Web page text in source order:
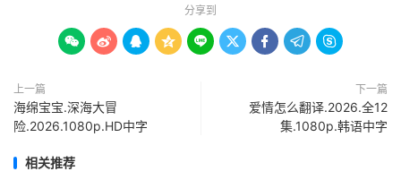
分享到
        
上一篇
海绵宝宝.深海大冒
险.2026.1080p.HD中字
下一篇
爱情怎么翻译.2026.全12
集.1080p.韩语中字
相关推荐